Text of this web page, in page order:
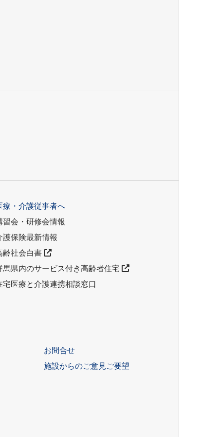
療・介護従事者へ
習会・研修会情報
護保険最新情報
齢社会白書
馬県内のサービス付き高齢者住宅
宅医療と介護連携相談窓口
お問合せ
施設からのご意見ご要望